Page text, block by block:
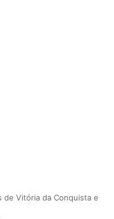
de Vitória da Conquista e